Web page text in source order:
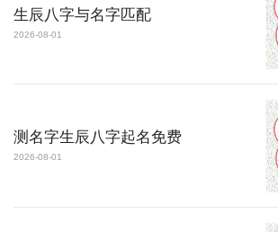
生辰八字与名字匹配
2026-08-01
测名字生辰八字起名免费
2026-08-01